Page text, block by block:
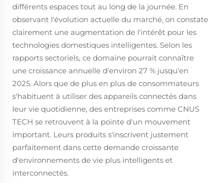
différents espaces tout au long de la journée. En
observant l'évolution actuelle du marché, on constate
clairement une augmentation de l'intérêt pour les
technologies domestiques intelligentes. Selon les
rapports sectoriels, ce domaine pourrait connaître
une croissance annuelle d'environ 27 % jusqu'en
2025. Alors que de plus en plus de consommateurs
s'habituent à utiliser des appareils connectés dans
leur vie quotidienne, des entreprises comme CNUS
TECH se retrouvent à la pointe d'un mouvement
important. Leurs produits s'inscrivent justement
parfaitement dans cette demande croissante
d'environnements de vie plus intelligents et
interconnectés.